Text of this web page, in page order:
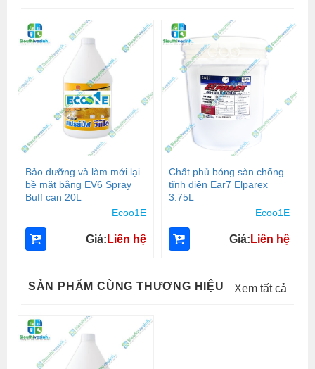
Bảo dưỡng và làm mới lại
bề mặt bằng EV6 Spray
Buff can 20L
Ecoo1E
Giá: Liên hệ
Chất phủ bóng sàn chống
tĩnh điện Ear7 Elparex
3.75L
Ecoo1E
Giá: Liên hệ
SẢN PHẨM CÙNG THƯƠNG HIỆU Xem tất cả